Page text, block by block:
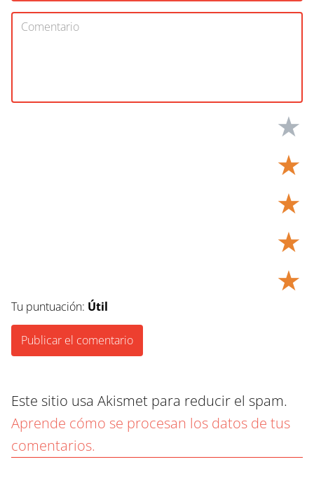
★
★
★
★
★
Tu puntuación: Útil
Este sitio usa Akismet para reducir el spam.
Aprende cómo se procesan los datos de tus
comentarios.